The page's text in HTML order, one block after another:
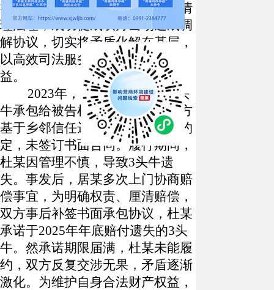
实际，秉持调解优先原则，巧用情
理法理，成功促成双方当场达成调
解协议，切实将矛盾化解在基层，
以高效司法服务守护牧民合法权
益。
2023年，原告居某将自家5头
牛承包给被告杜某饲养管理，双方
基于乡邻信任达成口头牧业承包约
定，未签订书面合同。履行期间，
杜某因管理不慎，导致3头牛遗
失。事发后，居某多次上门协商赔
偿事宜，为明确权责、厘清赔偿，
双方事后补签书面承包协议，杜某
承诺于2025年年底赔付遗失的3头
牛。然承诺期限届满，杜某未能履
约，双方反复交涉无果，矛盾逐渐
激化。为维护自身合法财产权益，